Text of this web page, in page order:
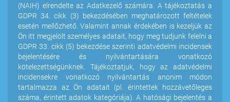
(NAIH) elrendelte az Adatkezelő számára. A tájékoztatás a
GDPR 34. cikk (3) bekezdésében meghatározott feltételek
esetén mellőzhető. Valamint annak érdekében is kezeljük az
Ön itt megjelölt személyes adatait, hogy meg tudjunk felelni a
GDPR 33. cikk (5) bekezdése szerinti adatvédelmi incidensek
bejelentésére és nyilvántartására vonatkozó
kötelezettségünknek. Tájékoztatjuk, hogy az adatvédelmi
incidensekre vonatkozó nyilvántartás anonim módon
tartalmazza az Ön adatait (pl. érintettek hozzávetőleges
száma, érintett adatok kategóriája). A hatósági bejelentés a